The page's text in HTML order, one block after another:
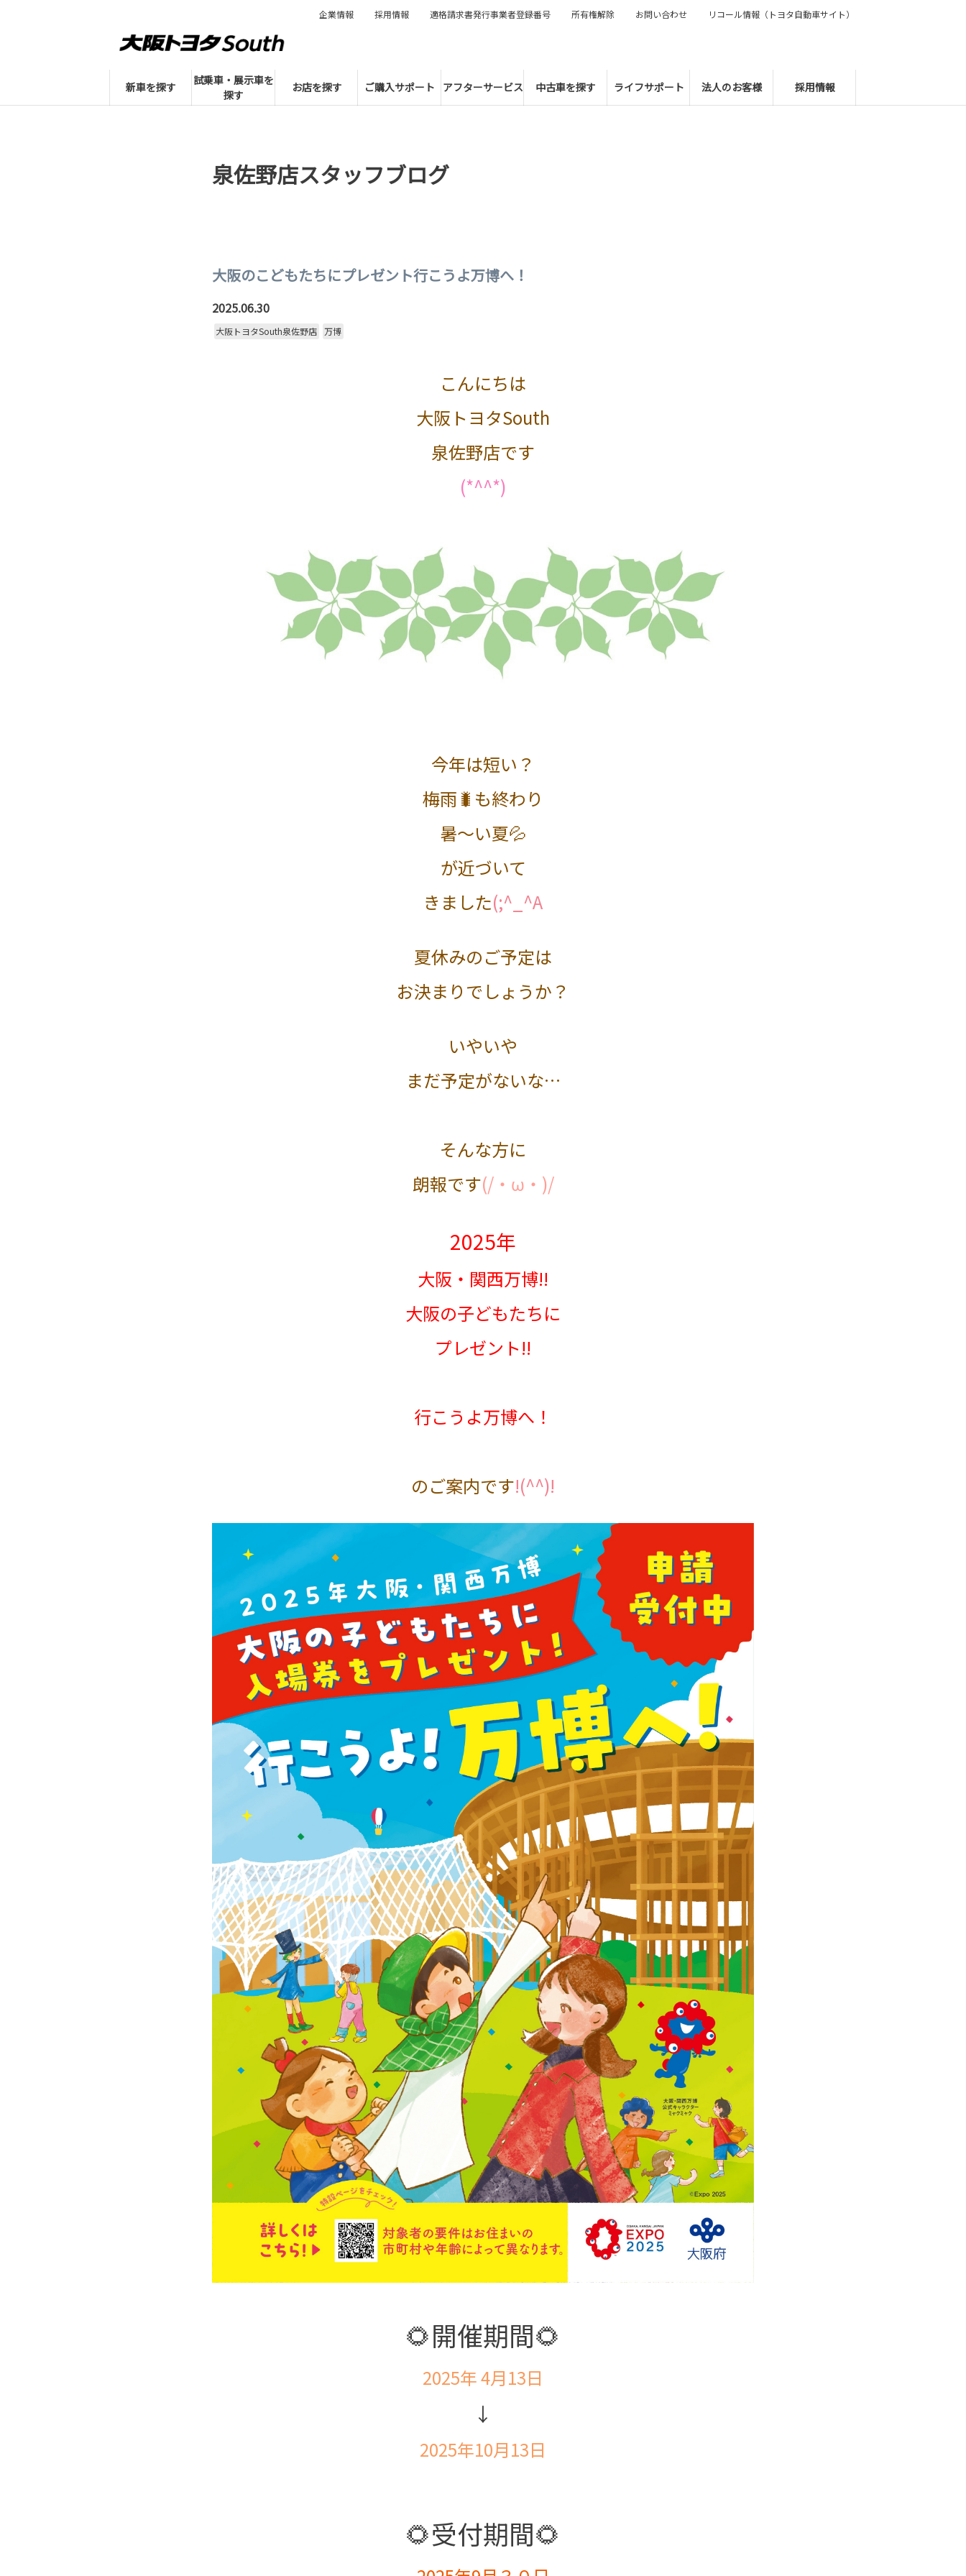
新車を探す
試乗車・展示車を
探す
お店を探す ご購入サポート アフターサービス 中古車を探す ライフサポート 法人のお客様 採用情報
企業情報 採用情報 適格請求書発行事業者登録番号 所有権解除 お問い合わせ リコール情報（トヨタ自動車サイト）
泉佐野店スタッフブログ
大阪のこどもたちにプレゼント行こうよ万博へ！
2025.06.30
大阪トヨタSouth泉佐野店 万博
こんにちは
大阪トヨタSouth
泉佐野店です
(*^^*)
今年は短い？
梅雨🐛も終わり
暑～い夏💦
が近づいて
きました(;^_^A
夏休みのご予定は
お決まりでしょうか？
いやいや
まだ予定がないな…
そんな方に
朗報です(/・ω・)/
2025年
大阪・関西万博!!
大阪の子どもたちに
プレゼント!!
行こうよ万博へ！
のご案内です!(^^)!
🌻開催期間🌻
2025年 4月13日
↓
2025年10月13日
🌻受付期間🌻